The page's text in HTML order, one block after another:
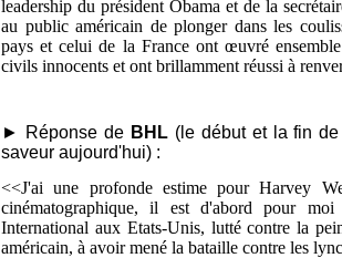
leadership du président Obama et de la
au public américain de plonger dans les
pays et celui de la France ont œuvré
civils innocents et ont brillamment réussi à
► Réponse de BHL(le début et la fin de
saveur aujourd'hui) :
<<J'ai une profonde estime pour Harvey
cinématographique, il est d'abord pour
International aux Etats-Unis, lutté contre la
américain, à avoir mené la bataille contre les